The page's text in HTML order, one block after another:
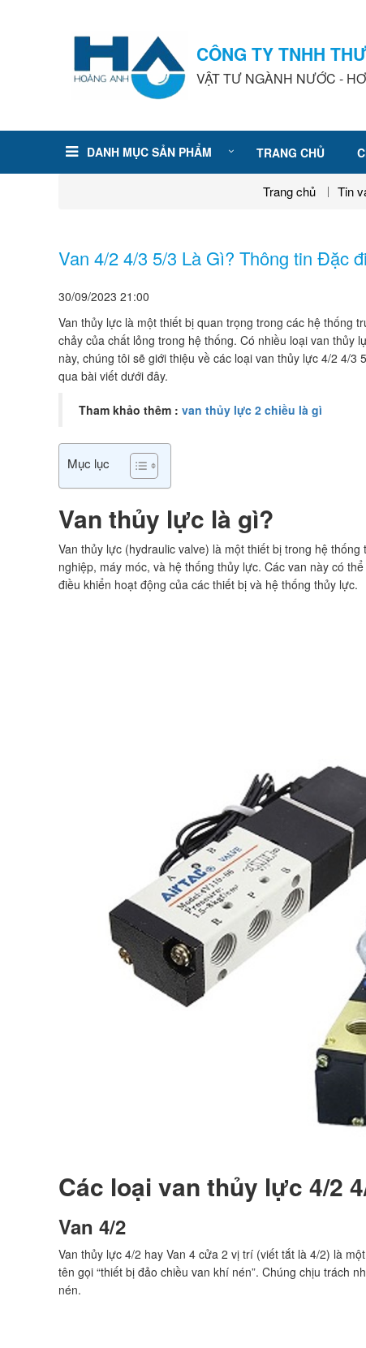
CÔNG TY TNHH
VẬT TƯ NGÀNH NƯỚC -
DANH MỤC SẢN PHẨM TRANG CHỦ
Trang chủ Tin
Van 4/2 4/3 5/3 Là Gì? Thông tin Đặc
30/09/2023 21:00
Van thủy lực là một thiết bị quan trọng trong các hệ thống
chảy của chất lỏng trong hệ thống. Có nhiều loại van thủy
này, chúng tôi sẽ giới thiệu về các loại van thủy lực 4/2 4/
qua bài viết dưới đây.
Tham khảo thêm : van thủy lực 2 chiều là gì
Mục lục
Van thủy lực là gì?
Van thủy lực (hydraulic valve) là một thiết bị trong hệ
nghiệp, máy móc, và hệ thống thủy lực. Các van này có
điều khiển hoạt động của các thiết bị và hệ thống thủy lực.
Các loại van thủy lực 4/2
Van 4/2
Van thủy lực 4/2 hay Van 4 cửa 2 vị trí (viết tắt là 4/2) là
tên gọi “thiết bị đảo chiều van khí nén”. Chúng chịu trách
nén.